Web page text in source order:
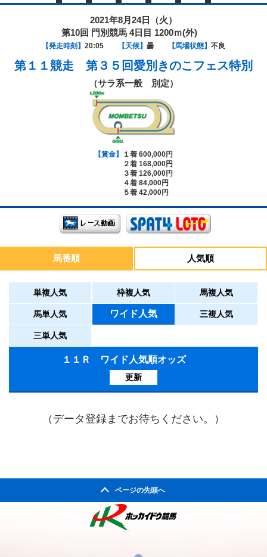
2021年8月24日（火）
第10回 門別競馬 4日目 1200ｍ(外)
【発走時刻】 20:05 【天候】 曇 【馬場状態】 不良
第１１競走 第３５回愛別きのこフェス特別
（サラ系一般 別定）
【賞金】
１着 600,000円
２着 168,000円
３着 126,000円
４着 84,000円
５着 42,000円
馬番順 人気順
単複人気 枠複人気 馬複人気
馬単人気 ワイド人気 三複人気
三単人気
１１Ｒ ワイド人気順オッズ
更新
（データ登録までお待ちください。）
ページの先頭へ